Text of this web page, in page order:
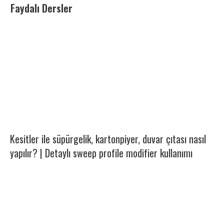
Faydalı Dersler
Kesitler ile süpürgelik, kartonpiyer, duvar çıtası nasıl
yapılır? | Detaylı sweep profile modifier kullanımı